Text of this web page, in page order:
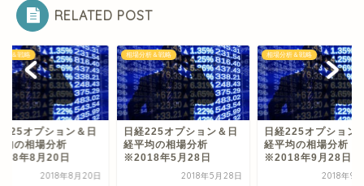
RELATED POST
析＆戦略
225オプション＆日
均の相場分析
年8月20日
2018年8月20日
相場分析＆戦略
日経225オプション＆日
経平均の相場分析
※2018年5月28日
2018年5月28日
相場分析＆戦略
日経225オプション
経平均の相場分析
※2018年9月28日
2018年9